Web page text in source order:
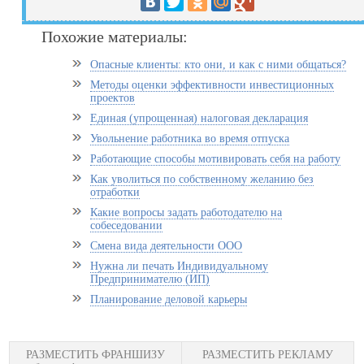
Похожие материалы:
Опасные клиенты: кто они, и как с ними общаться?
Методы оценки эффективности инвестиционных
проектов
Единая (упрощенная) налоговая декларация
Увольнение работника во время отпуска
Работающие способы мотивировать себя на работу
Как уволиться по собственному желанию без
отработки
Какие вопросы задать работодателю на
собеседовании
Смена вида деятельности ООО
Нужна ли печать Индивидуальному
Предпринимателю (ИП)
Планирование деловой карьеры
РАЗМЕСТИТЬ ФРАНШИЗУ
РАЗМЕСТИТЬ РЕКЛАМУ